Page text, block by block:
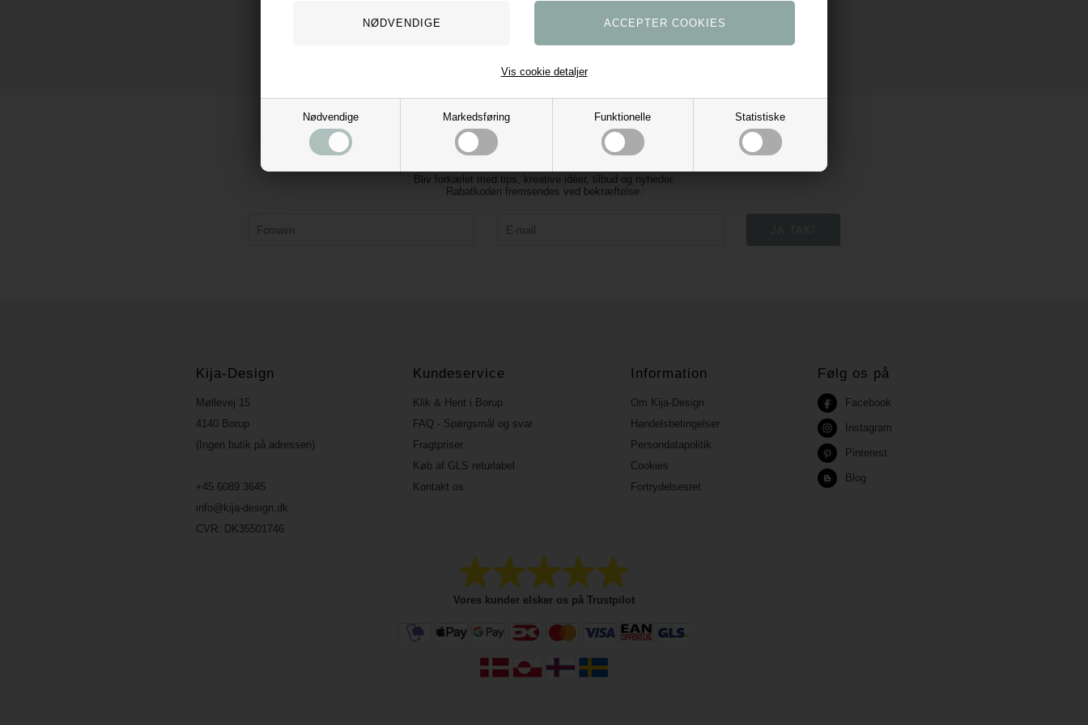
Nødvendige Markedsføring Funktionelle Statistiske
Vis cookie detaljer
Tilmeld vores nyhedsbrev og få 10% rabat
Bliv forkælet med tips, kreative idéer, tilbud og nyheder.
Rabatkoden fremsendes ved bekræftelse.
Kija-Design
Møllevej 15
4140 Borup
(Ingen butik på adressen)
+45 6089 3645
info@kija-design.dk
CVR: DK35501746
Kundeservice
Klik & Hent i Borup
FAQ - Spørgsmål og svar
Fragtpriser
Køb af GLS returlabel
Kontakt os
Information
Om Kija-Design
Handelsbetingelser
Persondatapolitik
Cookies
Fortrydelsesret
Følg os på
Facebook
Instagram
Pinterest
Blog
Vores kunder elsker os på Trustpilot